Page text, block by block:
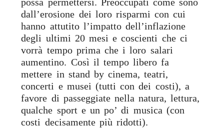
dall’erosione dei loro risparmi con cui
hanno attutito l’impatto dell’inflazione
degli ultimi 20 mesi e coscienti che ci
vorrà tempo prima che i loro salari
aumentino. Così il tempo libero fa
mettere in stand by cinema, teatri,
concerti e musei (tutti con dei costi), a
favore di passeggiate nella natura, lettura,
qualche sport e un po’ di musica (con
costi decisamente più ridotti).